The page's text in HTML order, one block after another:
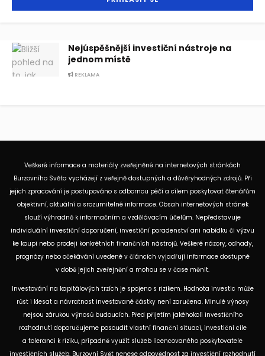
Nejúspěšnější investiční nástroje na
jednom místě
REKLAMA
Veškeré informace a materiály zveřejněné na internetových stránkách
Burzovního Světa vycházejí z veřejně dostupných a důvěryhodných zdrojů. Při
jejich zpracování je postupováno s odbornou péčí a cílem poskytovat čtenářům
objektivní, aktuální a srozumitelné informace. Obsah internetových stránek
slouží výhradně k informačním a vzdělávacím účelům. Nepředstavuje
individuální investiční doporučení, investiční poradenství ani nabídku či výzvu
ke koupi nebo prodeji konkrétních finančních nástrojů. Veškeré názory, odhady,
prognózy nebo očekávání uvedené v článcích vyjadřují informace dostupné
v době jejich zveřejnění a mohou se v čase měnit.
Investování na kapitálových trzích je spojeno s rizikem. Hodnota investic může
růst i klesat a návratnost investované částky není zaručena. Minulé výnosy
nejsou zárukou výnosů budoucích. Před přijetím jakéhokoli investičního
rozhodnutí doporučujeme posoudit vlastní finanční situaci, investiční cíle
a toleranci k riziku, případně využít služeb licencovaného poskytovatele
investičních služeb. Burzovní Svět nenese odpovědnost za investiční rozhodnutí